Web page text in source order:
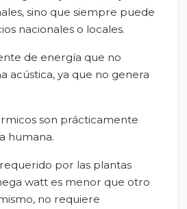
sino que siempre puede
nacionales o locales.
de energía que no
acústica, ya que no genera
son prácticamente
humana.
por las plantas
watt es menor que otro
no requiere